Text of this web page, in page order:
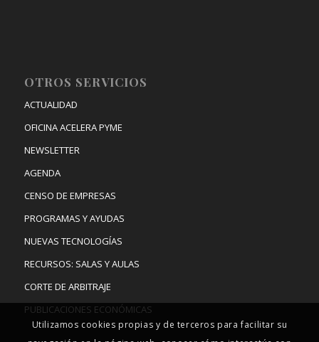
OTROS SERVICIOS
ACTUALIDAD
OFICINA ACELERA PYME
NEWSLETTER
AGENDA
CENSO DE EMPRESAS
PROGRAMAS Y AYUDAS
NUEVAS TECNOLOGÍAS
RECURSOS: SALAS Y AULAS
CORTE DE ARBITRAJE
PUBLICACIONES ECONÓMICAS
Utilizamos cookies propias y de terceros para facilitar su